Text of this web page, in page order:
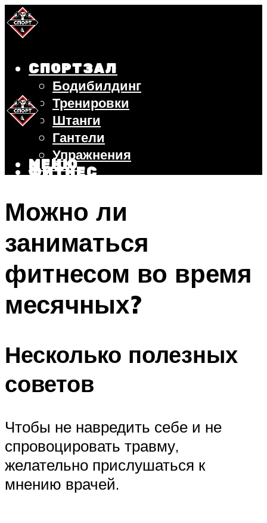
СПОРТЗАЛ
Бодибилдинг
Тренировки
Штанги
Гантели
Упражнения
ФИТНЕС
ВЕЛОСИПЕД
ПОХУДЕНИЕ
МЕНЮ
Можно ли
заниматься
фитнесом во время
месячных?
Несколько полезных
советов
Чтобы не навредить себе и не
спровоцировать травму,
желательно прислушаться к
мнению врачей.